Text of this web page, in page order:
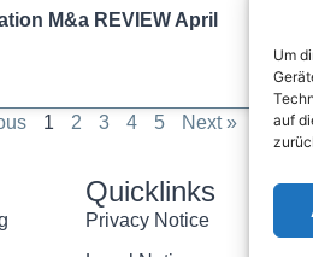
Um
auf
M&a REVIEW April
1 2 3 4 5 Next »
Quicklinks
Privacy Notice